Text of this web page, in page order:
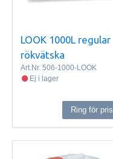
LOOK 1000L regular
rökvätska
Art.Nr. 506-1000-LOOK
Ej i lager
Ring för pris